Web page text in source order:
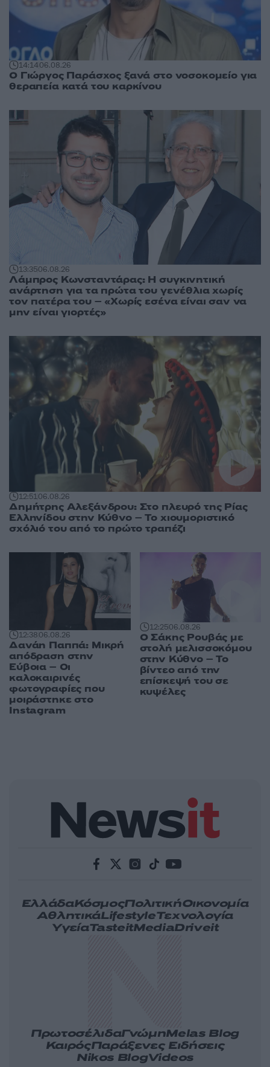
14:1406.08.26
O Γιώργος Παράσχος ξανά στο νοσοκομείο για
θεραπεία κατά του καρκίνου
13:3506.08.26
Λάμπρος Κωνσταντάρας: Η συγκινητική
ανάρτηση για τα πρώτα του γενέθλια χωρίς
τον πατέρα του – «Χωρίς εσένα είναι σαν να
μην είναι γιορτές»
12:5106.08.26
Δημήτρης Αλεξάνδρου: Στο πλευρό της Ρίας
Ελληνίδου στην Κύθνο – Το χιουμοριστικό
σχόλιό του από το πρώτο τραπέζι
12:3806.08.26
Δανάη Παππά: Μικρή
απόδραση στην
Εύβοια – Οι
καλοκαιρινές
φωτογραφίες που
μοιράστηκε στο
Instagram
12:2506.08.26
Ο Σάκης Ρουβάς με
στολή μελισσοκόμου
στην Κύθνο – Το
βίντεο από την
επίσκεψή του σε
κυψέλες
ΕλλάδαΚόσμοςΠολιτικήΟικονομία
ΑθλητικάLifestyleΤεχνολογία
ΥγείαTasteitMediaDriveit
ΠρωτοσέλιδαΓνώμηMelas Blog
ΚαιρόςΠαράξενες Ειδήσεις
Nikos BlogVideos